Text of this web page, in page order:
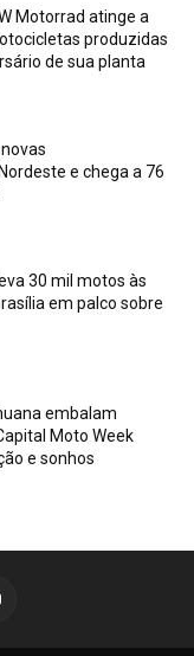
Motorrad atinge a
produzidas
de sua planta
e chega a 76
30 mil motos às
em palco sobre
embalam
Moto Week
e sonhos